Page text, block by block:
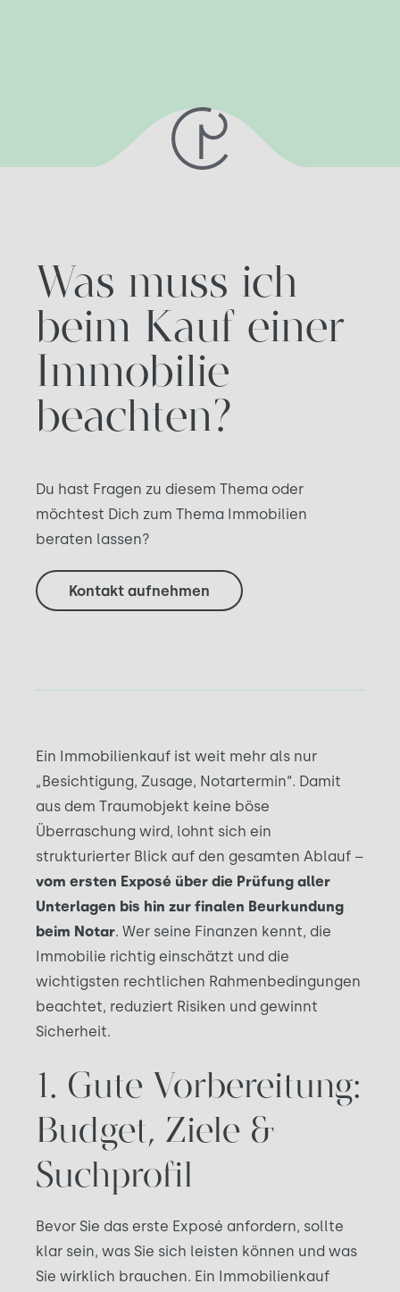
Was muss ich
beim Kauf einer
Immobilie
beachten?
Du hast Fragen zu diesem Thema oder
möchtest Dich zum Thema Immobilien
beraten lassen?
Kontakt aufnehmen
Ein Immobilienkauf ist weit mehr als nur
„Besichtigung, Zusage, Notartermin“. Damit
aus dem Traumobjekt keine böse
Überraschung wird, lohnt sich ein
strukturierter Blick auf den gesamten Ablauf –
vom ersten Exposé über die Prüfung aller
Unterlagen bis hin zur finalen Beurkundung
beim Notar. Wer seine Finanzen kennt, die
Immobilie richtig einschätzt und die
wichtigsten rechtlichen Rahmenbedingungen
beachtet, reduziert Risiken und gewinnt
Sicherheit.
1. Gute Vorbereitung:
Budget, Ziele &
Suchprofil
Bevor Sie das erste Exposé anfordern, sollte
klar sein, was Sie sich leisten können und was
Sie wirklich brauchen. Ein Immobilienkauf